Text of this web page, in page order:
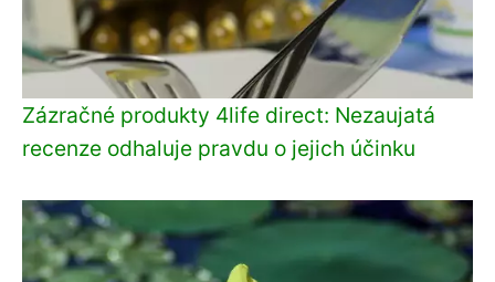
Zázračné produkty 4life direct: Nezaujatá
recenze odhaluje pravdu o jejich účinku